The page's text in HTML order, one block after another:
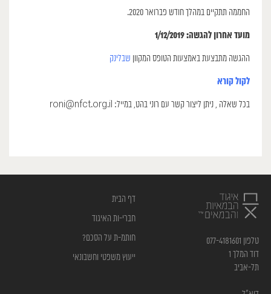
החממה תתקיים במהלך חודש פברואר 2020.
מועד אחרון להגשה: 1/12/2019
ההגשה מתבצעת באמצעות הטופס המקוון שבלינק
לקול קורא
בכל שאלה , ניתן ליצור קשר עם רוני בהט, במייל: roni@nfct.org.il
טלפון 077-4181601
דוד המלך 1
תל-אביב
דף הבית
חברי-ות האיגוד
חותמ-ת על הסכם?
ייעוץ משפטי וחשבונאי